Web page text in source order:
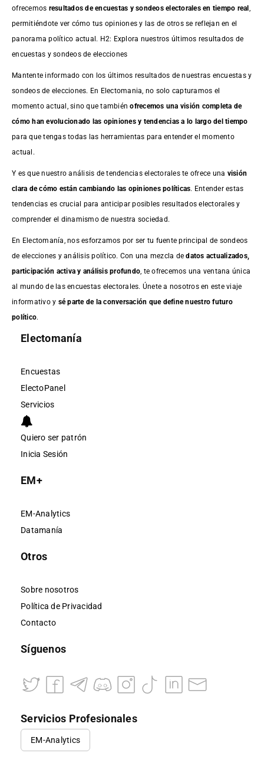
ofrecemos resultados deencuestas y sondeos electorales en tiempo real
permitiéndote ver cómo tus opiniones y las de otros se reflejan en el
panorama político actual. H2: Explora nuestros últimos resultados de
encuestas y sondeos de elecciones
Mantente informado con los últimos resultados de nuestras encuestasy
sondeos de elecciones. En Electomania, no solo capturamos el
momento actual, sino que tambiénofrecemos una visión completa de
cómo han evolucionado las opiniones y tendencias a lo largo del tiempo
para que tengas todas las herramientas para entender el momento
actual.
Y es que nuestro análisis de tendencias electorales te ofrece una visión
clara de cómo están cambiando las opiniones políticas. Entender estas
tendencias es crucial para anticipar posibles resultados electorales y
comprender el dinamismo de nuestra sociedad.
En Electomanía, nos esforzamos por ser tu fuente principal de sondeos
de elecciones y análisis político. Con una mezcla dedatos actualizados,
participación activa y análisis profundo , te ofrecemos una ventana única
al mundo de las encuestas electorales. Únete a nosotros en este viaje
informativo y sé parte de la conversación que define nuestro futuro
político.
Electomanía
Encuestas
ElectoPanel
Servicios
Quiero ser patrón
Inicia Sesión
EM+
EM-Analytics
Datamanía
Otros
Sobre nosotros
Política de Privacidad
Contacto
Síguenos
Servicios Profesionales
EM-Analytics